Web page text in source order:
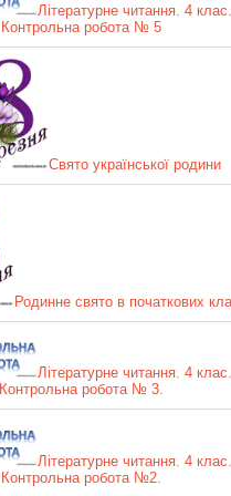
Літературне читання. 4 клас.
Контрольна робота № 5
Свято української родини
Родинне свято в початкових
Літературне читання. 4 клас.
Контрольна робота № 3.
Літературне читання. 4 клас.
Контрольна робота №2.